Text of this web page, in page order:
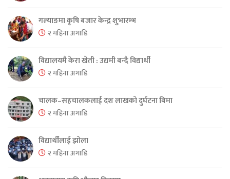
गल्याङमा कृषि बजार केन्द्र शुभारम्भ
२ महिना अगाडि
विद्यालयमै केरा खेती : उद्यमी बन्दै विद्यार्थी
२ महिना अगाडि
चालक–सहचालकलाई दश लाखको दुर्घटना बिमा
२ महिना अगाडि
विद्यार्थीलाई झोला
२ महिना अगाडि